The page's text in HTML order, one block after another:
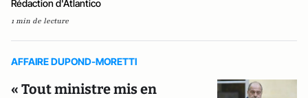
Rédaction d'Atlantico
1 min de lecture
AFFAIRE DUPOND-MORETTI
« Tout ministre mis en